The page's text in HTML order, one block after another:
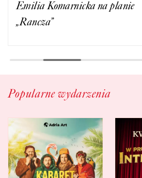
Emilia Komarnicka na planie
„Rancza”
Popularne wydarzenia